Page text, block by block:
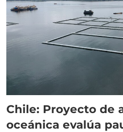
Chile: Proyecto de
oceánica evalúa